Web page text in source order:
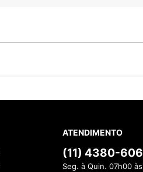
ATENDIMENTO
(11) 4380-
Seg. à Quin. 07h00